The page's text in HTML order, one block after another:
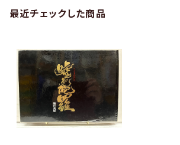
最近チェックした商品